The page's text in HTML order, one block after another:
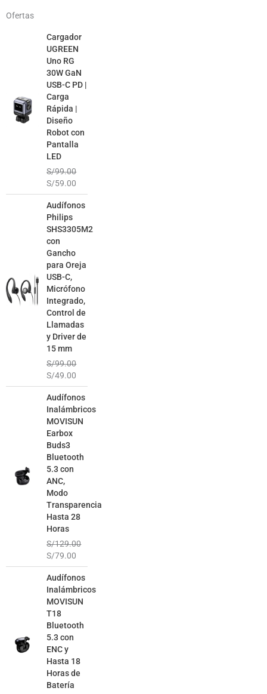
Ofertas
Cargador
UGREEN
Uno RG
30W GaN
USB-C PD |
Carga
Rápida |
Diseño
Robot con
Pantalla
LED
S/99.00
precio
S/59.00
Audífonos
Philips
SHS3305M2
con
Gancho
para Oreja
USB-C,
Micrófono
Integrado,
Control de
Llamadas
y Driver de
15 mm
S/99.00
precio
original
S/99.00.
S/49.00
Audífonos
Inalámbricos
MOVISUN
Earbox
Buds3
Bluetooth
5.3 con
ANC,
Modo
Transparencia
Hasta 28
Horas
S/129.00
precio
era:
S/129.00.
S/79.00
precio
Audífonos
Inalámbricos
MOVISUN
T18
Bluetooth
5.3 con
ENC y
Hasta 18
Horas de
Batería
precio
S/99.00.
precio
S/49.00.